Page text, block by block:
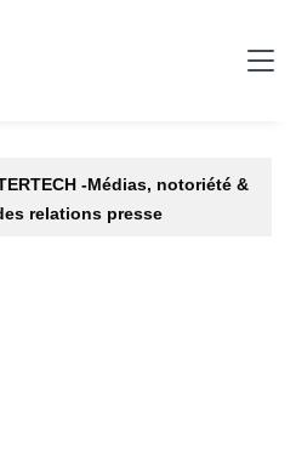
-Médias, notoriété &
relations presse